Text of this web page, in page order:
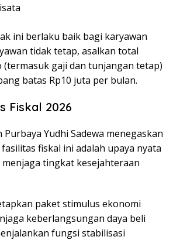
ini berlaku baik bagi karyawan
tidak tetap, asalkan total
gaji dan tunjangan tetap)
batas Rp10 juta per bulan.
Fiskal 2026
Yudhi Sadewa menegaskan
fiskal ini adalah upaya nyata
tingkat kesejahteraan
paket stimulus ekonomi
keberlangsungan daya beli
fungsi stabilisasi